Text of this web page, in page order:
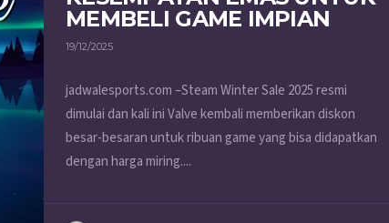
MEMBELI GAME IMPIAN
19/12/2025
jadwalesports.com –Steam Winter Sale 2025 resmi
dimulai dan kali ini Valve kembali memberikan diskon
besar-besaran untuk ribuan game yang bisa didapatkan
dengan harga miring....